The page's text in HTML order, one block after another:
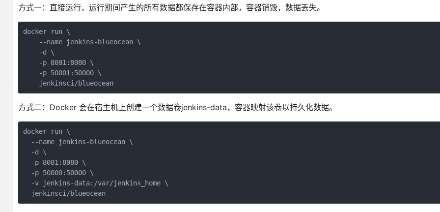
方式一：直接运行，运行期间产生的所有数据都保存在容器内部，容器销毁，数据丢失。
docker run \
    --name jenkins-blueocean \
    -d \
    -p 8081:8080 \
    -p 50001:50000 \
    jenkinsci/blueocean
方式二：Docker 会在宿主机上创建一个数据卷jenkins-data，容器映射该卷以持久化数据。
docker run \
  --name jenkins-blueocean \
  -d \
  -p 8081:8080 \
  -p 50000:50000 \
  -v jenkins-data:/var/jenkins_home \
  jenkinsci/blueocean